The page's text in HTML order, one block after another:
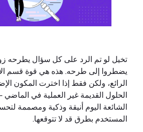
تخيل لو تم الرد على كل سؤال يطرحه
يضطروا إلى طرحه. هذه هي قوة قسم
الرائع، ولكن فقط إذا اخترت المكون
الحلول القديمة غير العملية في الماضي
الشائعة اليوم أنيقة وذكية ومصممة
المستخدم بطرق قد لا تتوقعها.